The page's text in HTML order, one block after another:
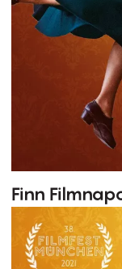
Finn